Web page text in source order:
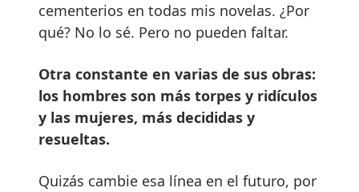
cementerios en todas mis novelas. ¿Por
qué? No lo sé. Pero no pueden faltar.
Otra constante en varias de sus obras:
los hombres son más torpes y ridículos
y las mujeres, más decididas y
resueltas.
Quizás cambie esa línea en el futuro, por